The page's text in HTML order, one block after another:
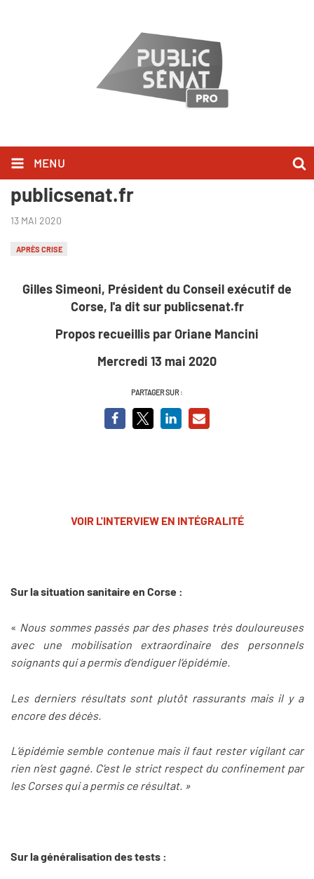
MENU
Gilles Simeoni l'a dit sur
publicsenat.fr
13 MAI 2020
APRÈS CRISE
Gilles Simeoni, Président du Conseil exécutif de
Corse, l'a dit sur publicsenat.fr
Propos recueillis par Oriane Mancini
Mercredi 13 mai 2020
PARTAGER SUR :
VOIR L'INTERVIEW EN INTÉGRALITÉ
Sur la situation sanitaire en Corse :
« Nous sommes passés par des phases très douloureuses
avec une mobilisation extraordinaire des personnels
soignants qui a permis d’endiguer l’épidémie.
Les derniers résultats sont plutôt rassurants mais il y a
encore des décès.
L’épidémie semble contenue mais il faut rester vigilant car
rien n’est gagné. C’est le strict respect du confinement par
les Corses qui a permis ce résultat. »
Sur la généralisation des tests :